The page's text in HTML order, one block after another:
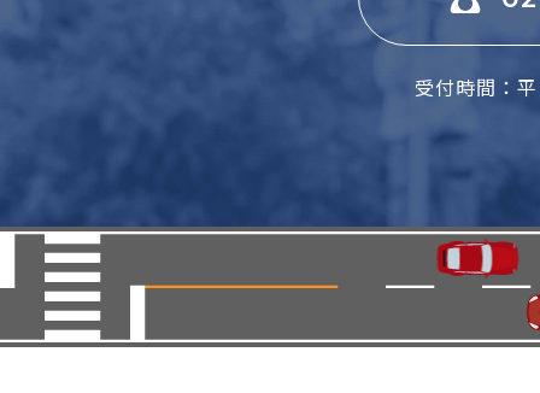
受付時間：